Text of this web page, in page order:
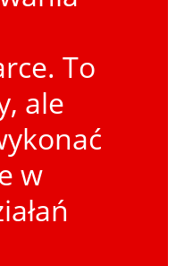
To
ale
w